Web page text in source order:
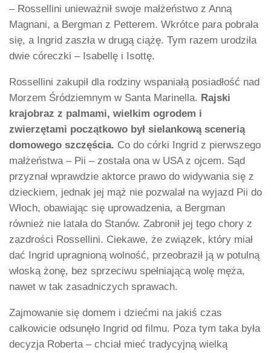
– Rossellini unieważnił swoje małżeństwo z Anną
Magnani, a Bergman z Petterem. Wkrótce para pobrała
się, a Ingrid zaszła w drugą ciążę. Tym razem urodziła
dwie córeczki – Isabellę i Isottę.
Rossellini zakupił dla rodziny wspaniałą posiadłość nad
Morzem Śródziemnym w Santa Marinella. Rajski
krajobraz z palmami, wielkim ogrodem i
zwierzętami początkowo był sielankową scenerią
domowego szczęścia. Co do córki Ingrid z pierwszego
małżeństwa – Pii – została ona w USA z ojcem. Sąd
przyznał wprawdzie aktorce prawo do widywania się z
dzieckiem, jednak jej mąż nie pozwalał na wyjazd Pii do
Włoch, obawiając się uprowadzenia, a Bergman
również nie latała do Stanów. Zabronił jej tego chory z
zazdrości Rossellini. Ciekawe, że związek, który miał
dać Ingrid upragnioną wolność, przeobraził ją w potulną
włoską żonę, bez sprzeciwu spełniającą wolę męża,
nawet w tak zasadniczych sprawach.
Zajmowanie się domem i dziećmi na jakiś czas
całkowicie odsunęło Ingrid od filmu. Poza tym taka była
decyzja Roberta – chciał mieć tradycyjną wielką